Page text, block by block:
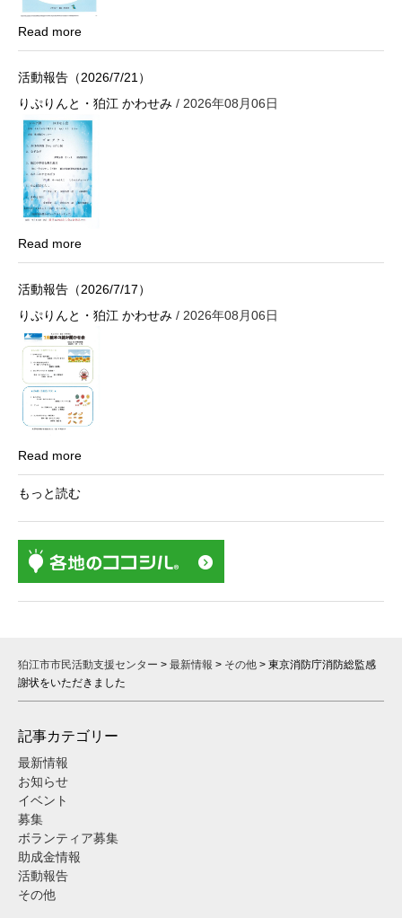
Read more
活動報告（2026/7/21）
りぷりんと・狛江 かわせみ / 2026年08月06日
Read more
活動報告（2026/7/17）
りぷりんと・狛江 かわせみ / 2026年08月06日
Read more
もっと読む
狛江市市民活動支援センター > 最新情報 > その他 > 東京消防庁消防総監感
謝状をいただきました
記事カテゴリー
最新情報
お知らせ
イベント
募集
ボランティア募集
助成金情報
活動報告
その他